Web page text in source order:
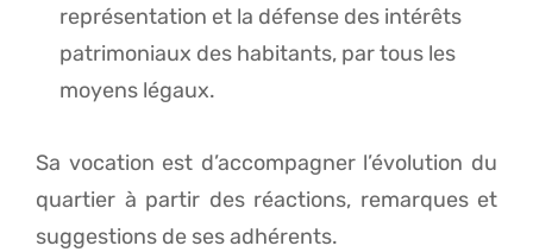
représentation et la défense des intérêts
patrimoniaux des habitants, par tous les
moyens légaux.
Sa vocation est d’accompagner l’évolution du
quartier à partir des réactions, remarques et
suggestions de ses adhérents.